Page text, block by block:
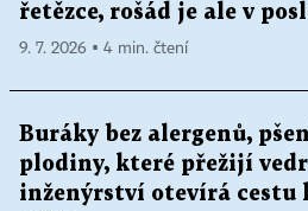
řetězce, rošád je ale v
9. 7. 2026 ▪ 4 min. čtení
Buráky bez alergenů,
plodiny, které přežijí
inženýrství otevírá cestu